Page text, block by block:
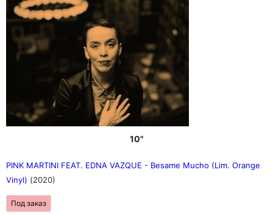
10"
PINK MARTINI FEAT. EDNA VAZQUE - Besame Mucho (Lim. Orange
Vinyl) (2020)
Под заказ